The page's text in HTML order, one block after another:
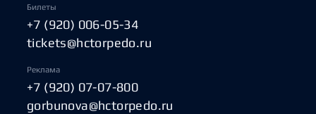
Билеты
+7 (920) 006-05-34
tickets@hctorpedo.ru
Реклама
+7 (920) 07-07-800
gorbunova@hctorpedo.ru